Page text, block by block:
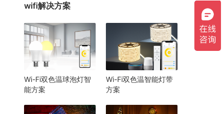
wifi解决方案
Wi-Fi双色温球泡灯智
能方案
Wi-Fi双色温智能灯带
方案